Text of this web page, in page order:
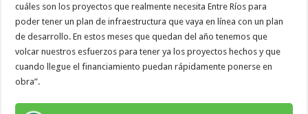
cuáles son los proyectos que realmente necesita Entre Ríos para
poder tener un plan de infraestructura que vaya en línea con un plan
de desarrollo. En estos meses que quedan del año tenemos que
volcar nuestros esfuerzos para tener ya los proyectos hechos y que
cuando llegue el financiamiento puedan rápidamente ponerse en
obra”.